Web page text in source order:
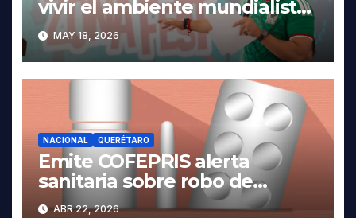
vivir el ambiente mundialista.
MAY 18, 2026
NACIONAL QUERÉTARO
Emite COFEPRIS alerta
sanitaria sobre robo de
medicamentos
ABR 22, 2026